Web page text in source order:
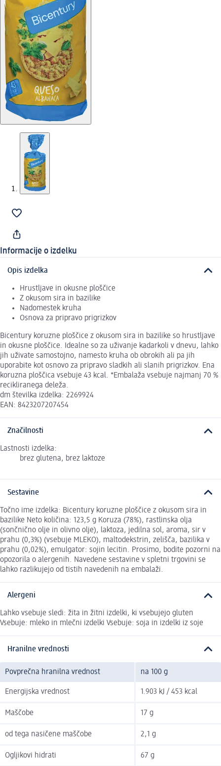
Informacije o izdelku
Opis izdelka
Hrustljave in okusne ploščice
Z okusom sira in bazilike
Nadomestek kruha
Osnova za pripravo prigrizkov
Bicentury koruzne ploščice z okusom sira in bazilike so hrustljave
in okusne ploščice. Idealne so za uživanje kadarkoli v dnevu, lahko
jih uživate samostojno, namesto kruha ob obrokih ali pa jih
uporabite kot osnovo za pripravo sladkih ali slanih prigrizkov. Ena
koruzna ploščica vsebuje 43 kcal. *Embalaža vsebuje najmanj 70 %
recikliranega deleža.
dm številka izdelka: 2269924
EAN: 8423207207454
Značilnosti
Lastnosti izdelka:
brez glutena, brez laktoze
Sestavine
Točno ime izdelka: Bicentury koruzne ploščice z okusom sira in
bazilike Neto količina: 123,5 g Koruza (78%), rastlinska olja
(sončnično olje in olivno olje), laktoza, jedilna sol, aroma, sir v
prahu (0,3%) (vsebuje MLEKO), maltodekstrin, zelišča, bazilika v
prahu (0,02%), emulgator: sojin lecitin. Prosimo, bodite pozorni na
opozorila o alergenih. Navedene sestavine v spletni trgovini se
lahko razlikujejo od tistih navedenih na embalaži.
Alergeni
Lahko vsebuje sledi: žita in žitni izdelki, ki vsebujejo gluten
Vsebuje: mleko in mlečni izdelki Vsebuje: soja in izdelki iz soje
Hranilne vrednosti
Povprečna hranilna vrednost na 100 g
Energijska vrednost 1.903 kJ / 453 kcal
Maščobe 17 g
od tega nasičene maščobe 2,1 g
Ogljikovi hidrati 67 g